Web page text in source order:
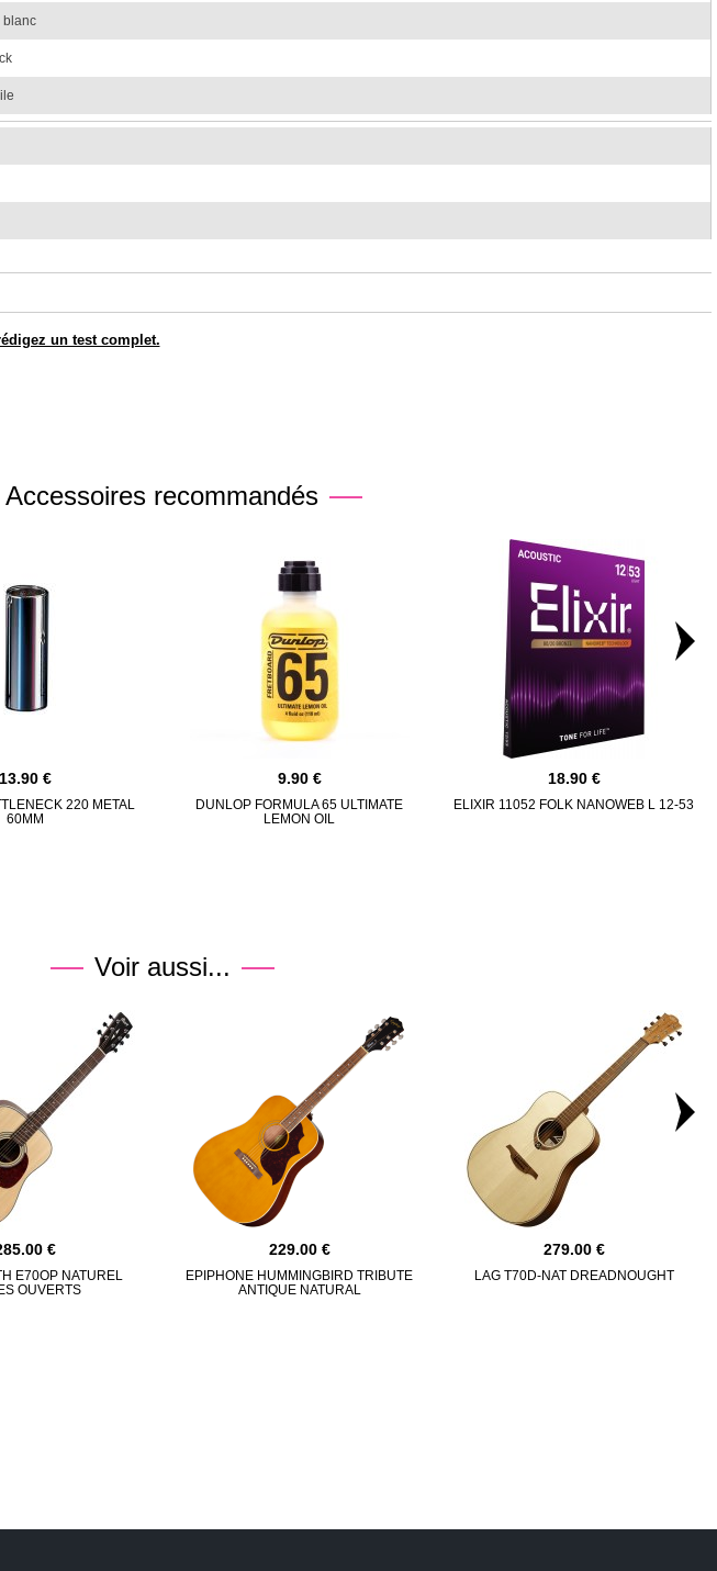
blanc
un test complet.
Accessoires recommandés
13.90
220 METAL
60MM
9.90
DUNLOP FORMULA 65 ULTIMATE
LEMON OIL
18.90
ELIXIR 11052 FOLK NANOWEB L 12-53
Voir aussi...
E70OP NATUREL
OUVERTS
229.00
EPIPHONE HUMMINGBIRD TRIBUTE
ANTIQUE NATURAL
279.00
LAG T70D-NAT DREADNOUGHT